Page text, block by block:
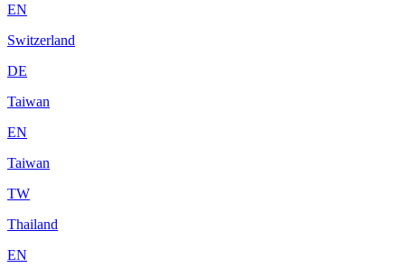
EN
Switzerland
DE
Taiwan
EN
Taiwan
TW
Thailand
EN